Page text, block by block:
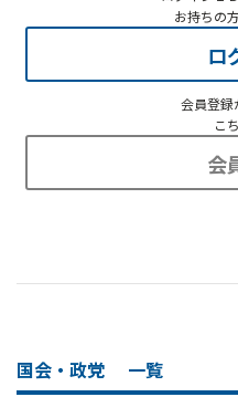
お持ちの
ロ
会員登録
こ
会
国会・政党 一覧